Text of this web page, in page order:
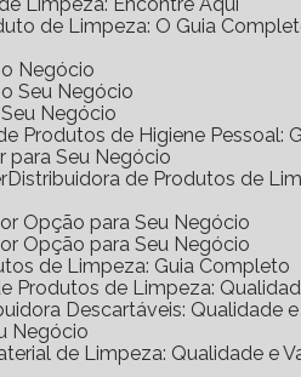
de Limpeza: O Guia
Negócio
Seu Negócio
Negócio
de Produtos de Higiene Pessoal:
para Seu Negócio
Distribuidora de Produtos de
Opção para Seu Negócio
Opção para Seu Negócio
de Limpeza: Guia Completo
Produtos de Limpeza:
Descartáveis: Qualidade
Negócio
de Limpeza: Qualidade e